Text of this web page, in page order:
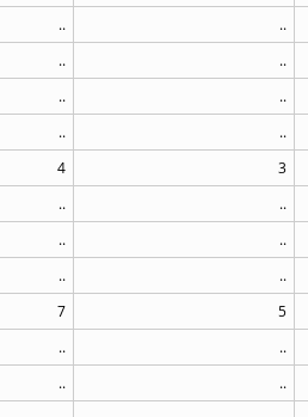
.. ..
.. ..
.. ..
.. ..
4 3
.. ..
.. ..
.. ..
7 5
.. ..
.. ..